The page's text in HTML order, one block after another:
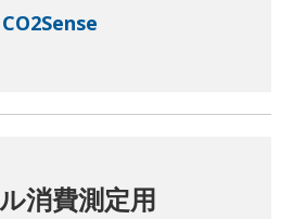
CO2Sense
消費測定用